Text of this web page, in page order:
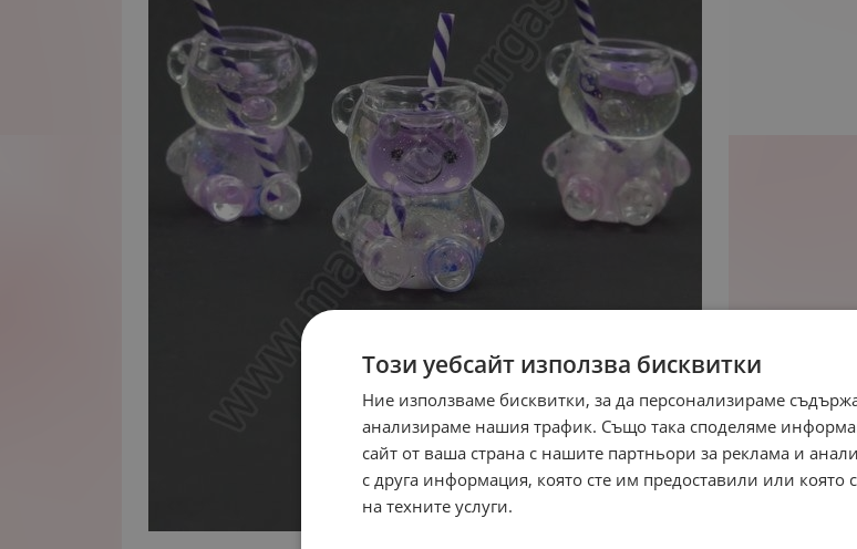
Този уебсайт използва бисквитки
Ние използваме бисквитки, за да персонализираме
анализираме нашия трафик. Също така споделяме
сайт от ваша страна с нашите партньори за реклама и
с друга информация, която сте им предоставили или която
на техните услуги.